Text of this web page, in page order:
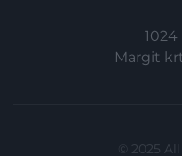
Margit
© 2025